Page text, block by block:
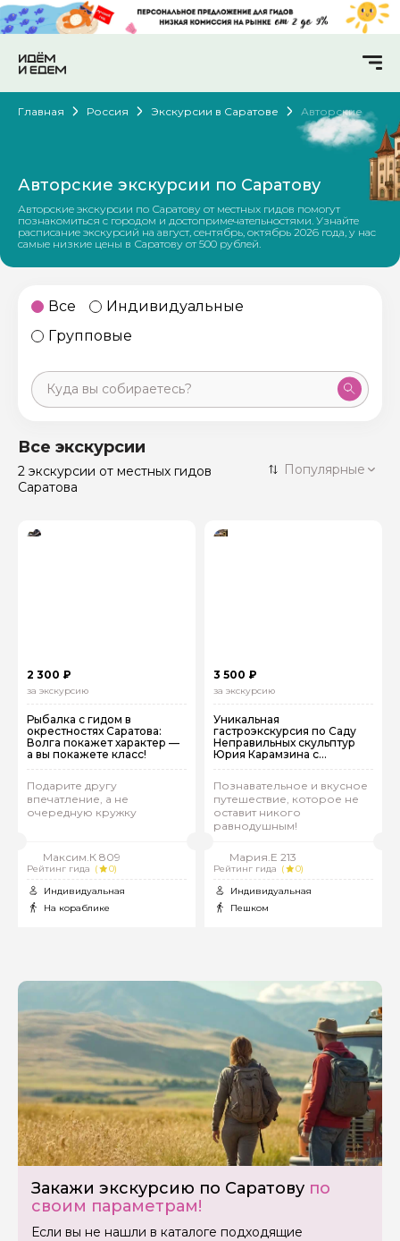
Главная Россия Экскурсии в Саратове Авторские
Авторские экскурсии по Саратову
Авторские экскурсии по Саратову от местных гидов помогут
познакомиться с городом и достопримечательностями. Узнайте
расписание экскурсий на август, сентябрь, октябрь 2026 года, у нас
самые низкие цены в Саратову от 500 рублей.
Все
Индивидуальные
Групповые
Санкт-Петербург
Россия
50 экскурсий
Все экскурсии
2 экскурсии от местных гидов
Саратова
Популярные
2 300 ₽
за экскурсию
Рыбалка с гидом в
окрестностях Саратова:
Волга покажет характер —
а вы покажете класс!
Подарите другу
впечатление, а не
очередную кружку
Максим.К 809
Рейтинг гида (
0)
Индивидуальная
На кораблике
3 500 ₽
за экскурсию
Уникальная
гастроэкскурсия по Саду
Неправильных скульптур
Юрия Карамзина с
дегустацией сыров!
Познавательное и вкусное
путешествие, которое не
оставит никого
равнодушным!
Мария.Е 213
Рейтинг гида (
0)
Индивидуальная
Пешком
Закажи экскурсию по Саратову по
своим параметрам!
Если вы не нашли в каталоге подходящие
Задайте свой вопрос гиду
Как вас зовут